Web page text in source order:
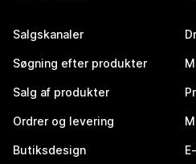
Salgskanaler
Søgning efter produkter
Salg af produkter
Ordrer og levering
Butiksdesign